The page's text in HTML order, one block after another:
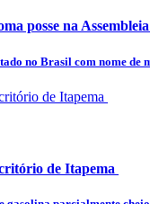
posse na
no Brasil com nome de
de Itapema